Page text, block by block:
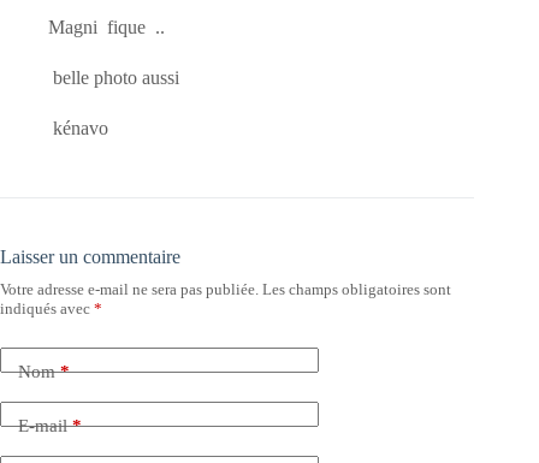
Magni fique ..
belle photo aussi
kénavo
Laisser un commentaire
Votre adresse e-mail ne sera pas publiée. Les champs obligatoires sont
indiqués avec *
Nom*
E-mail*